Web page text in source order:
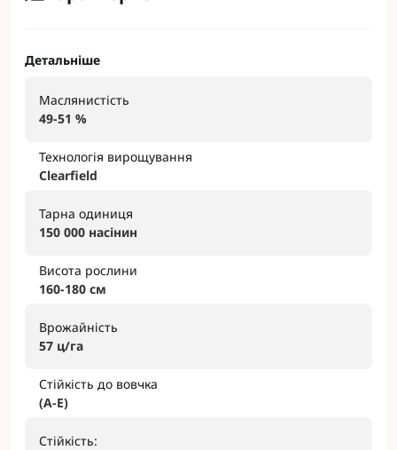
Детальніше
Маслянистість
49-51 %
Технологія вирощування
Clearfield
Тарна одиниця
150 000 насінин
Висота рослини
160-180 см
Врожайність
57 ц/га
Стійкість до вовчка
(A-Е)
Стійкість: